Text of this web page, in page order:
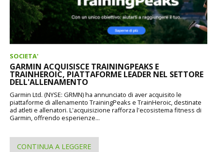
SOCIETA'
GARMIN ACQUISISCE TRAININGPEAKS E
TRAINHEROIC, PIATTAFORME LEADER NEL SETTORE
DELL'ALLENAMENTO
Garmin Ltd. (NYSE: GRMN) ha annunciato di aver acquisito le
piattaforme di allenamento TrainingPeaks e TrainHeroic, destinate
ad atleti e allenatori. L'acquisizione rafforza l'ecosistema fitness di
Garmin, offrendo esperienze...
CONTINUA A LEGGERE